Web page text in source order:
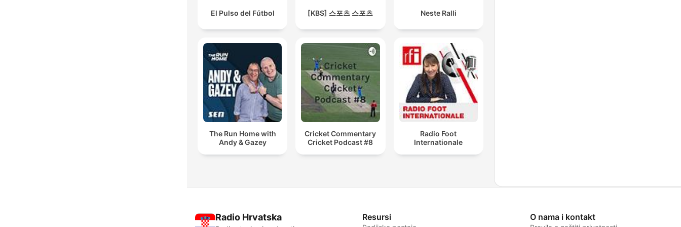
El Pulso del Fútbol [KBS] 스포츠 스포츠 Neste Ralli
The Run Home with
Andy & Gazey
Cricket Commentary
Cricket Podcast #8
Radio Foot
Internationale
Radio Hrvatska Resursi O nama i kontakt